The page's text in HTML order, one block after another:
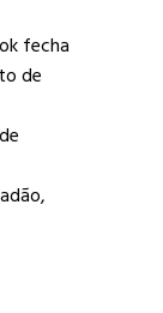
fecha
de